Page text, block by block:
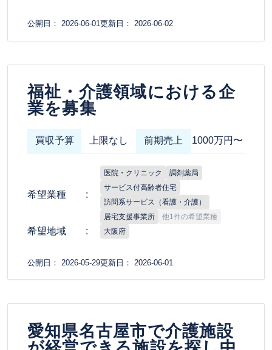
公開日： 2026-06-01更新日： 2026-06-02
福祉・介護領域における企
業を募集
買収予算 上限なし 前期売上 1000万円〜
希望業種
医院・クリニック
調剤薬局
サービス付高齢者住宅
訪問系サービス（看護・介護）
居宅支援事業所
他1件の希望業種
希望地域 大阪府
公開日： 2026-05-29更新日： 2026-06-01
愛知県名古屋市で介護施設